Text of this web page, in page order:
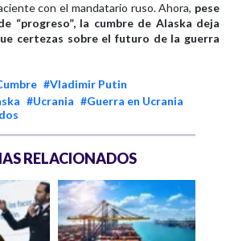
con el mandatario ruso. Ahora, pese
“progreso”, la cumbre de Alaska deja
certezas sobre el futuro de la guerra
#Vladimir Putin
#Ucrania #Guerra en Ucrania
RELACIONADOS